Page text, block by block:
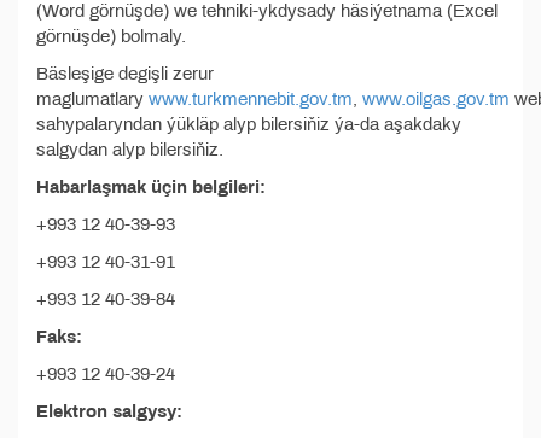
(Word görnüşde) we tehniki-ykdysady häsiýetnama (Excel
görnüşde) bolmaly.
Bäsleşige degişli zerur
maglumatlary www.turkmennebit.gov.tm www.oilgas.gov.tm
sahypalaryndan ýükläp alyp bilersiňiz ýa-da aşakdaky
salgydan alyp bilersiňiz.
Habarlaşmak üçin belgileri:
+993 12 40-39-93
+993 12 40-31-91
+993 12 40-39-84
Faks:
+993 12 40-39-24
Elektron salgysy: